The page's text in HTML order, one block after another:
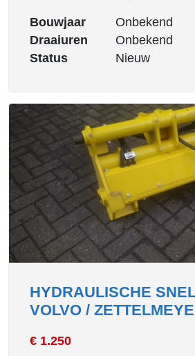
Bouwjaar
Onbekend
Draaiuren
Onbekend
Status
Nieuw
HYDRAULISCHE
VOLVO /
€ 1.250